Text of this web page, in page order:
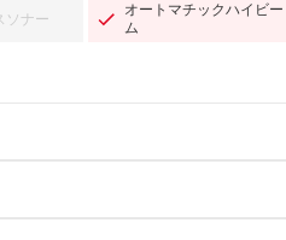
ソナー
オートマチックハイビー
ム
転席/助手席/サイド